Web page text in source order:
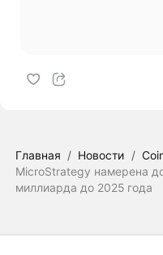
Главная / Новости /
MicroStrategy намерена
миллиарда до 2025 года